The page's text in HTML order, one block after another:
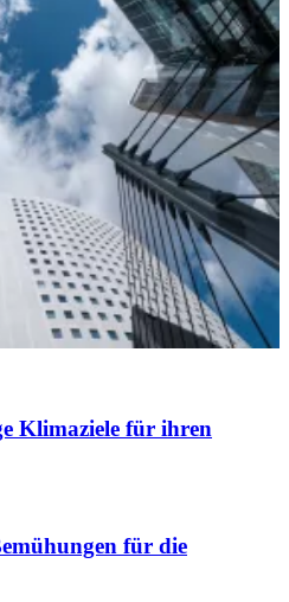
Klimaziele für ihren
für die